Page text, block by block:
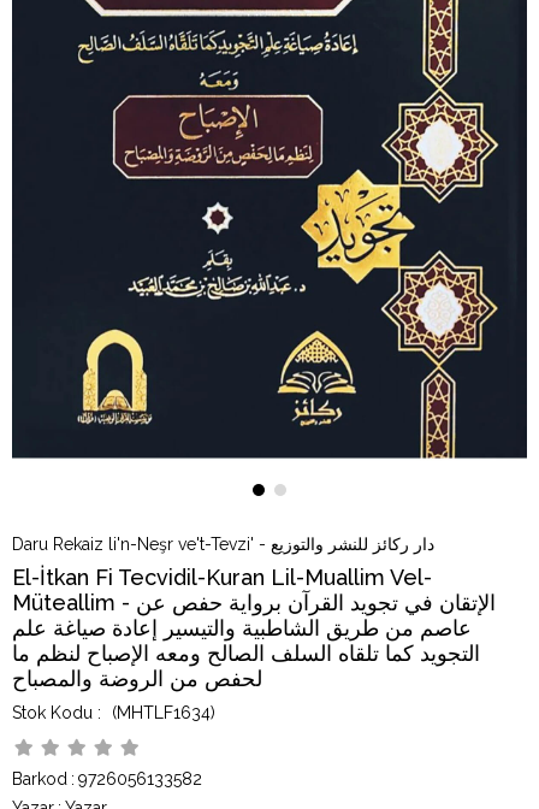
Daru Rekaiz li'n-Neşr ve't-Tevzi' - دار ركائز للنشر والتوزيع
El-İtkan Fi Tecvidil-Kuran Lil-Muallim Vel-
Müteallim - الإتقان في تجويد القرآن برواية حفص عن
عاصم من طريق الشاطبية والتيسير إعادة صياغة علم
التجويد كما تلقاه السلف الصالح ومعه الإصباح لنظم ما
لحفص من الروضة والمصباح
(MHTLF1634)
Barkod : 9726056133582